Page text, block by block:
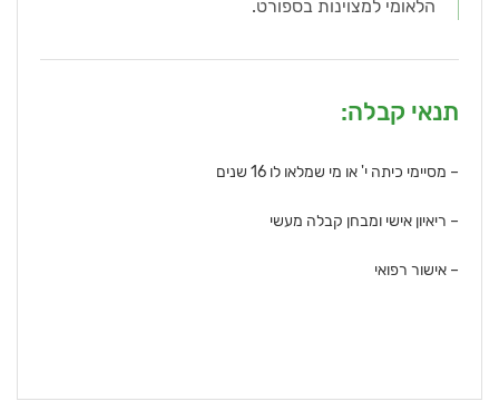
הלאומי למצוינות בספורט.
תנאי קבלה:
– מסיימי כיתה י' או מי שמלאו לו 16 שנים
– ריאיון אישי ומבחן קבלה מעשי
– אישור רפואי